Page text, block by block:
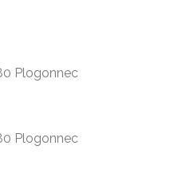
Plogonnec
Plogonnec